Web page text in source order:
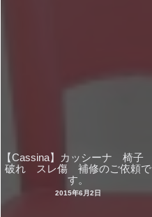
【Cassina】カッシーナ 椅子
破れ スレ傷 補修のご依頼で
す。
2015年6月2日